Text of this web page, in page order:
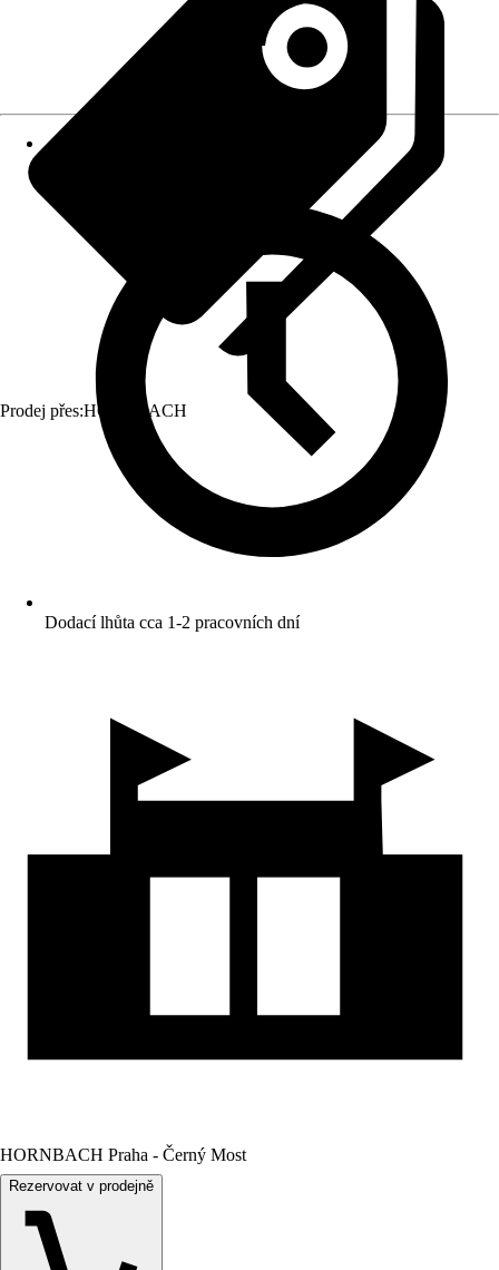
Prodej přes:HORNBACH
Dodací lhůta cca 1-2 pracovních dní
HORNBACH Praha - Černý Most
Rezervovat v prodejně